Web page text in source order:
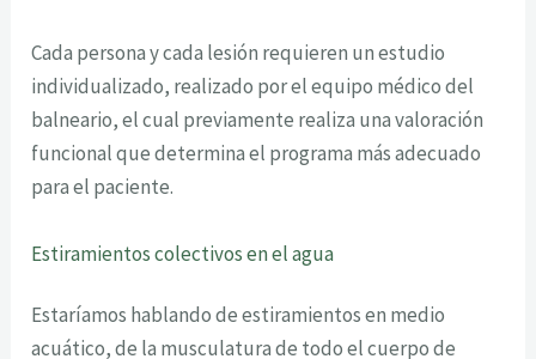
Cada persona y cada lesión requieren un estudio
individualizado, realizado por el equipo médico del
balneario, el cual previamente realiza una valoración
funcional que determina el programa más adecuado
para el paciente.
Estiramientos colectivos en el agua
Estaríamos hablando de estiramientos en medio
acuático, de la musculatura de todo el cuerpo de